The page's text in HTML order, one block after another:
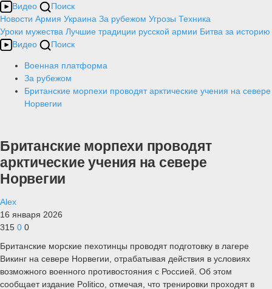
Видео
Поиск
Новости Армия Украина За рубежом Угрозы Техника
Уроки мужества Лучшие традиции русской армии Битва за историю
Видео
Поиск
Военная платформа
За рубежом
Британские морпехи проводят арктические учения на севере
Норвегии
Британские морпехи проводят
арктические учения на севере
Норвегии
Alex
16 января 2026
315 0 0
Британские морские пехотинцы проводят подготовку в лагере
Викинг на севере Норвегии, отрабатывая действия в условиях
возможного военного противостояния с Россией. Об этом
сообщает издание Politico, отмечая, что тренировки проходят в